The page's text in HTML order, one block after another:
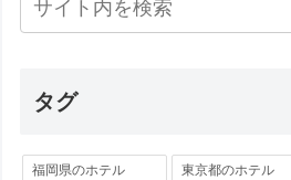
タグ
福岡県のホテル 東京都のホテル